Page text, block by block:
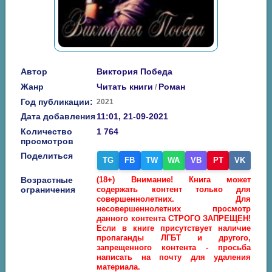
Автор
Виктория Победа
Жанр
Читать книги / Роман
Год публикации: 2021
Дата добавления11:01, 21-09-2021
Количество
просмотров
1 764
Поделиться TG FB TW WA VB PT VK
Возрастные
ограничения
(18+) Внимание! Книга может
содержать контент только для
совершеннолетних. Для
несовершеннолетних просмотр
данного контента СТРОГО ЗАПРЕЩЕН!
Если в книге присутствует наличие
пропаганды ЛГБТ и другого,
запрещенного контента - просьба
написать на почту для удаления
материала.